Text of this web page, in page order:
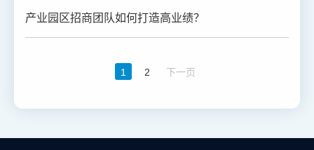
产业园区招商团队如何打造高业绩？
1 2 下一页